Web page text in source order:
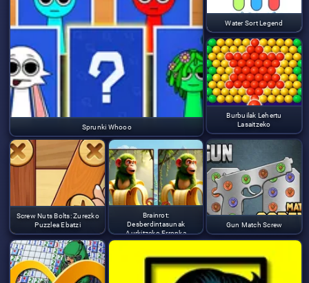
Sprunki Whooo
Water Sort Legend
Burbuilak Lehertu
Lasaitzeko
Screw Nuts Bolts: Zurezko
Puzzlea Ebatzi
Brainrot:
Desberdintasunak
Aurkitzeko Erronka
Gun Match Screw